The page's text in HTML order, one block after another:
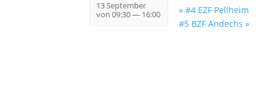
13 September
von 09:30— 16:00 «#4 EZF Pellheim
#5 BZF Andechs »